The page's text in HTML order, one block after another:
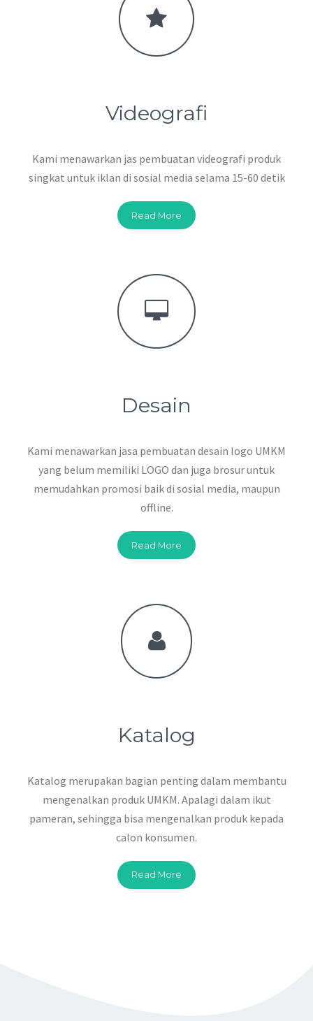
Videografi
Kami menawarkan jas pembuatan videografi produk
singkat untuk iklan di sosial media selama 15-60 detik
Read More
Desain
Kami menawarkan jasa pembuatan desain logo UMKM
yang belum memiliki LOGO dan juga brosur untuk
memudahkan promosi baik di sosial media, maupun
offline.
Read More
Katalog
Katalog merupakan bagian penting dalam membantu
mengenalkan produk UMKM. Apalagi dalam ikut
pameran, sehingga bisa mengenalkan produk kepada
calon konsumen.
Read More